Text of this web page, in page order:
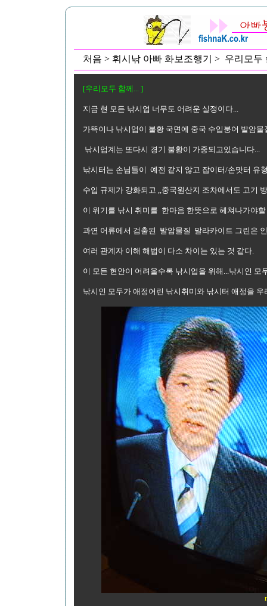
처음 > 휘시낚 아빠 화보조행기 > 우리모두
[우리모두 함께... ]
지금 현 모든 낚시업 너무도 어려운 실정이다...
가뜩이나 낚시업이 불황 국면에 중국 수입붕어 발암물
낚시업계는 또다시 경기 불황이 가중되고있습니다...
낚시터는 손님들이 예전 같지 않고 잡이터/손맛터 유
수입 규제가 강화되고 ,,중국원산지 조차에서도 고기
이 위기를 낚시 취미를 한마음 한뜻으로 헤쳐나가야
과연 어류에서 검출된 발암물질 말라카이트 그린은
여러 관계자 이해 해법이 다소 차이는 있는 것 같다.
이 모든 현안이 어려울수록 낚시업을 위해...낚시인 모
낚시인 모두가 애정어린 낚시취미와 낚시터 애정을